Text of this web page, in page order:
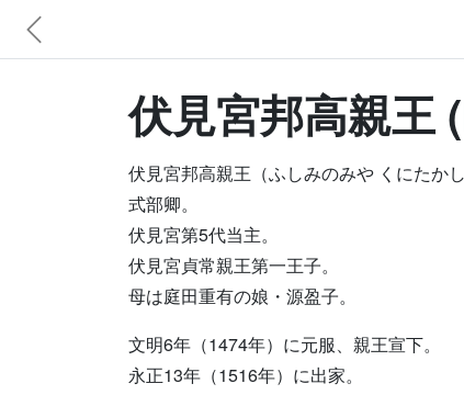
伏見宮邦高親王 (
伏見宮邦高親王（ふしみのみや くにたか
式部卿。
伏見宮第5代当主。
伏見宮貞常親王第一王子。
母は庭田重有の娘・源盈子。
文明6年（1474年）に元服、親王宣下。
永正13年（1516年）に出家。